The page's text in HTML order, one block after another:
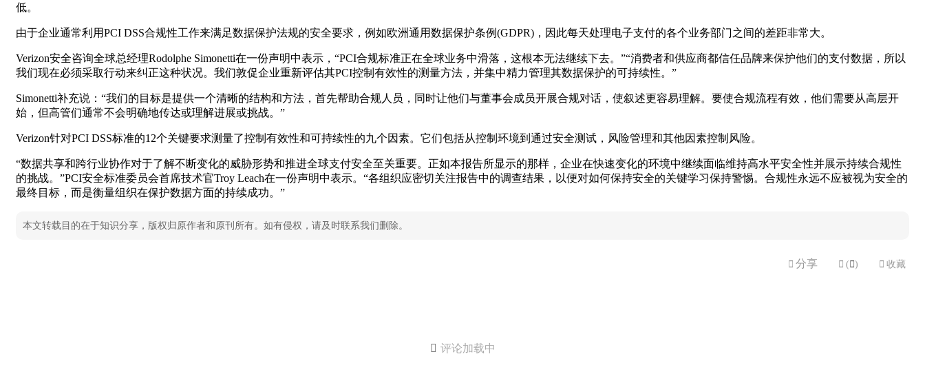
低。
由于企业通常利用PCI DSS合规性工作来满足数据保护法规的安全要求，例如欧洲通用数据保护条例(GDPR)，因此每天处理电子支付的各个业务部门之间的差距非常大。
Verizon安全咨询全球总经理Rodolphe Simonetti在一份声明中表示，“PCI合规标准正在全球业务中滑落，这根本无法继续下去。”“消费者和供应商都信任品牌来保护他们的支付数据，所以
我们现在必须采取行动来纠正这种状况。我们敦促企业重新评估其PCI控制有效性的测量方法，并集中精力管理其数据保护的可持续性。”
Simonetti补充说：“我们的目标是提供一个清晰的结构和方法，首先帮助合规人员，同时让他们与董事会成员开展合规对话，使叙述更容易理解。要使合规流程有效，他们需要从高层开
始，但高管们通常不会明确地传达或理解进展或挑战。”
Verizon针对PCI DSS标准的12个关键要求测量了控制有效性和可持续性的九个因素。它们包括从控制环境到通过安全测试，风险管理和其他因素控制风险。
“数据共享和跨行业协作对于了解不断变化的威胁形势和推进全球支付安全至关重要。正如本报告所显示的那样，企业在快速变化的环境中继续面临维持高水平安全性并展示持续合规性
的挑战。”PCI安全标准委员会首席技术官Troy Leach在一份声明中表示。“各组织应密切关注报告中的调查结果，以便对如何保持安全的关键学习保持警惕。合规性永远不应被视为安全的
最终目标，而是衡量组织在保护数据方面的持续成功。”
本文转载目的在于知识分享，版权归原作者和原刊所有。如有侵权，请及时联系我们删除。
 分享  ( )  收藏
 评论加载中